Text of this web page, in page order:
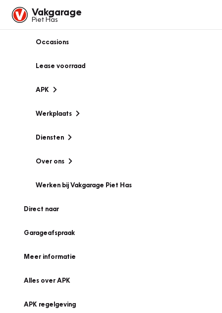
Vakgarage
Piet Has
Occasions
Lease voorraad
APK
Werkplaats
Diensten
Over ons
Werken bij Vakgarage Piet Has
Direct naar
Garageafspraak
Meer informatie
Alles over APK
APK regelgeving